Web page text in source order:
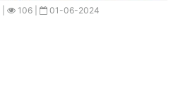
| 106 | 01-06-2024